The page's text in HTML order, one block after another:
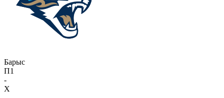
Барыс
П1
-
X